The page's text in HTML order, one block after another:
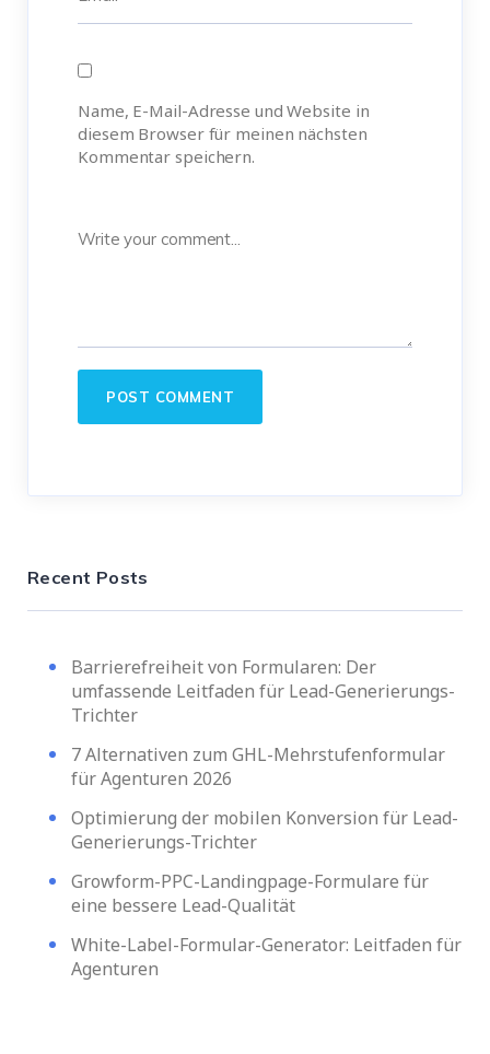
Name, E-Mail-Adresse und Website in
diesem Browser für meinen nächsten
Kommentar speichern.
Recent Posts
Barrierefreiheit von Formularen: Der
umfassende Leitfaden für Lead-Generierungs-
Trichter
7 Alternativen zum GHL-Mehrstufenformular
für Agenturen 2026
Optimierung der mobilen Konversion für Lead-
Generierungs-Trichter
Growform-PPC-Landingpage-Formulare für
eine bessere Lead-Qualität
White-Label-Formular-Generator: Leitfaden für
Agenturen